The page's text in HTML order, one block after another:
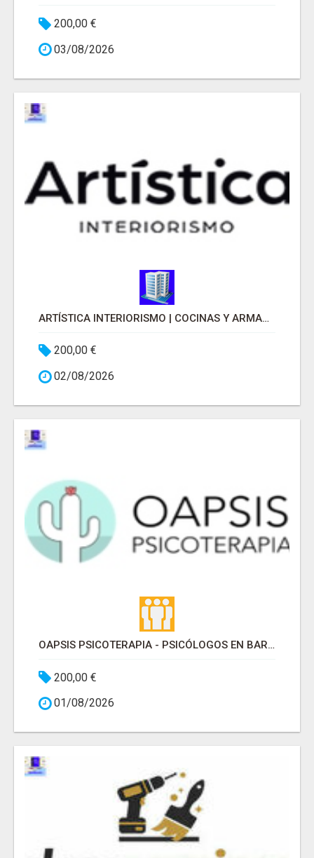
200,00 €
03/08/2026
ARTÍSTICA INTERIORISMO | COCINAS Y ARMARIOS A MEDIDA
200,00 €
02/08/2026
OAPSIS PSICOTERAPIA - PSICÓLOGOS EN BARRIO DE SALAMANCA
200,00 €
01/08/2026